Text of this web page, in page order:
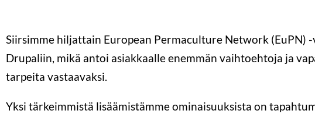
Siirsimme hiljattain European Permaculture Network (EuPN)
Drupaliin, mikä antoi asiakkaalle enemmän vaihtoehtoja ja
tarpeita vastaavaksi.
Yksi tärkeimmistä lisäämistämme ominaisuuksista on